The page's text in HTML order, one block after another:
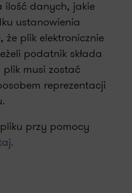
ilość danych, jakie
ustanowienia
że plik elektronicznie
podatnik składa
musi zostać
reprezentacji
przy pomocy